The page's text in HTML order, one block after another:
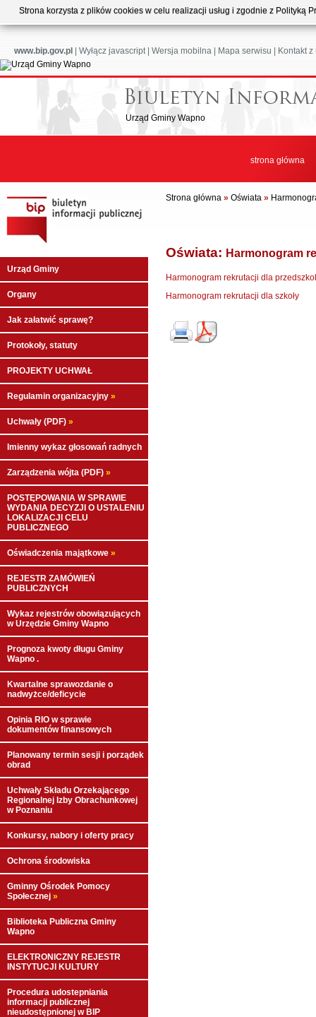
Strona korzysta z plików cookies w celu realizacji usług i zgodnie z
www.bip.gov.pl Wyłącz javascript| Wersja mobilna Mapa serwisu Kontakt
Urząd Gminy Wapno
strona główna
Urząd Gminy
Organy
Jak załatwić sprawę?
Protokoły, statuty
PROJEKTY UCHWAŁ
Regulamin organizacyjny »
Uchwały (PDF) »
Imienny wykaz głosowań radnych
Zarządzenia wójta (PDF) »
POSTĘPOWANIA W SPRAWIE
WYDANIA DECYZJI O USTALENIU
LOKALIZACJI CELU
PUBLICZNEGO
Oświadczenia majątkowe »
REJESTR ZAMÓWIEŃ
PUBLICZNYCH
Wykaz rejestrów obowiązujących
w Urzędzie Gminy Wapno
Prognoza kwoty długu Gminy
Wapno .
Kwartalne sprawozdanie o
nadwyżce/deficycie
Opinia RIO w sprawie
dokumentów finansowych
Planowany termin sesji i porządek
obrad
Uchwały Składu Orzekającego
Regionalnej Izby Obrachunkowej
w Poznaniu
Konkursy, nabory i oferty pracy
Ochrona środowiska
Gminny Ośrodek Pomocy
Społecznej »
Biblioteka Publiczna Gminy
Wapno
ELEKTRONICZNY REJESTR
INSTYTUCJI KULTURY
Procedura udostepniania
informacji publicznej
nieudostępnionej w BIP
Strona główna » Oświata »
Oświata: Harmonogram
Harmonogram rekrutacji dla
Harmonogram rekrutacji dla szkoły